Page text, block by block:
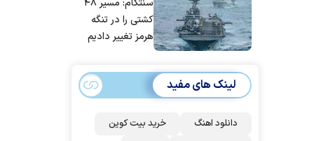
مردم ایران استسنتکام: مسیر ۴۸
کشتی را در تنگه
هرمز تغییر دادیم
لینک های مفید
دانلود اهنگ
خرید بیت کوین